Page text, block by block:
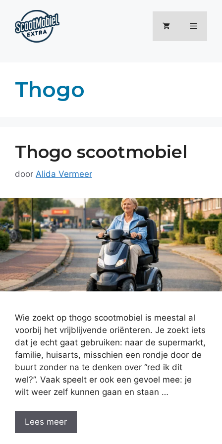
inhoud
Menu
Thogo
Thogo scootmobiel
door Alida Vermeer
Wie zoekt op thogo scootmobiel is meestal al
voorbij het vrijblijvende oriënteren. Je zoekt iets
dat je echt gaat gebruiken: naar de supermarkt,
familie, huisarts, misschien een rondje door de
buurt zonder na te denken over “red ik dit
wel?”. Vaak speelt er ook een gevoel mee: je
wilt weer zelf kunnen gaan en staan …
Lees meer